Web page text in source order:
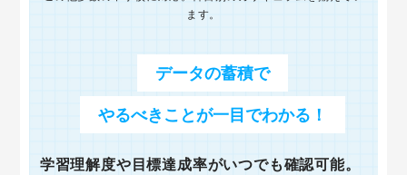
ます。
データの蓄積で
やるべきことが一目でわかる！
学習理解度や目標達成率がいつでも確認可能。